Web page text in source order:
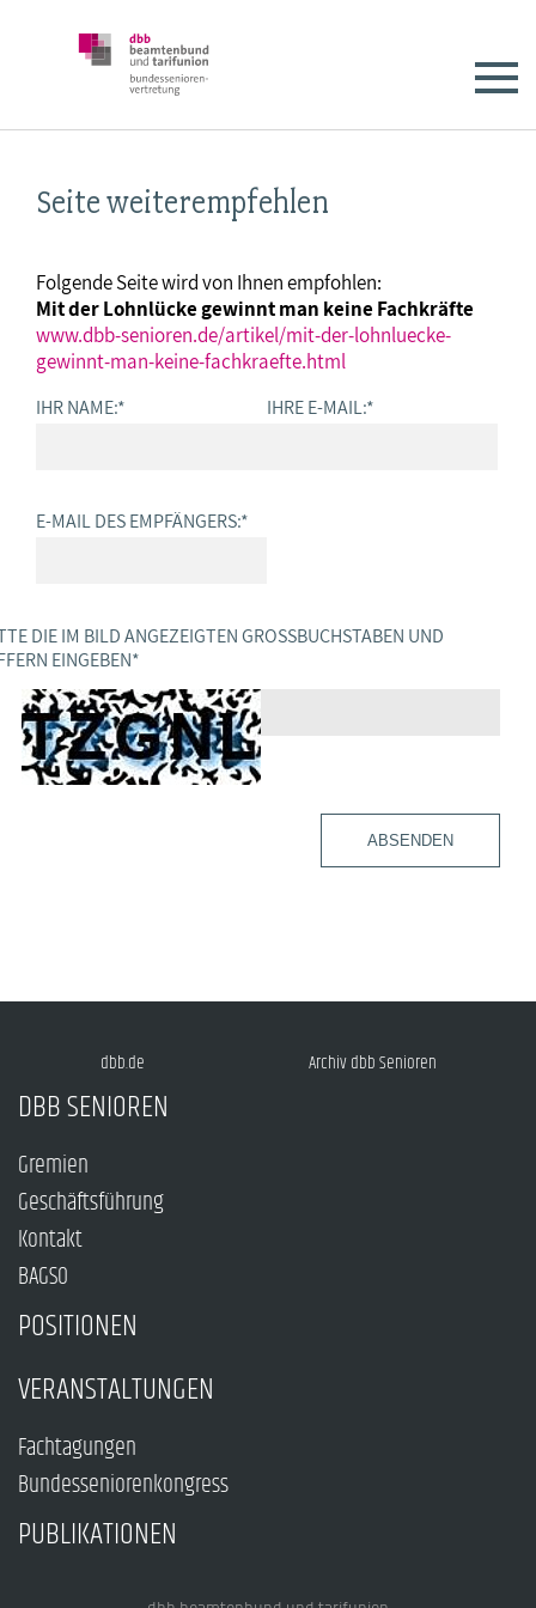
Seite weiterempfehlen
Folgende Seite wird von Ihnen empfohlen:
Mit der Lohnlücke gewinnt man keine Fachkräfte
www.dbb-senioren.de/artikel/mit-der-lohnluecke-
gewinnt-man-keine-fachkraefte.html
IHR NAME:* IHRE E-MAIL:*
E-MAIL DES EMPFÄNGERS:*
DIE IM BILD ANGEZEIGTEN GROSSBUCHSTABEN UND Z
EINGEBEN *
ABSENDEN
dbb.de Archiv dbb Senioren
DBB SENIOREN
Gremien
Geschäftsführung
Kontakt
BAGSO
POSITIONEN
VERANSTALTUNGEN
Fachtagungen
Bundesseniorenkongress
PUBLIKATIONEN